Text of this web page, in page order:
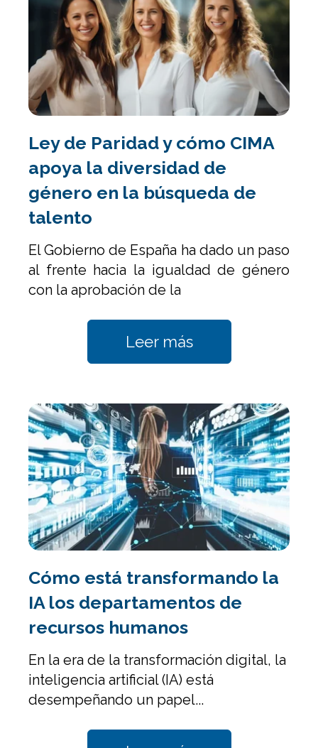
Ley de Paridad y cómo CIMA
apoya la diversidad de
género en la búsqueda de
talento
El Gobierno de España ha dado un paso
al frente hacia la igualdad de género
con la aprobación de la
Leer más
Cómo está transformando la
IA los departamentos de
recursos humanos
En la era de la transformación digital, la
inteligencia artificial (IA) está
desempeñando un papel...